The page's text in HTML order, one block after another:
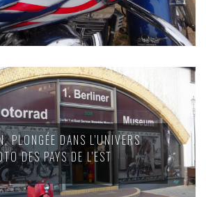
PLONGÉE DANS L'UNIVERS
DES PAYS DE L'EST